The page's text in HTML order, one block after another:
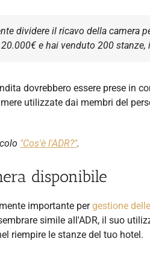
dividere il ricavo della camera
e hai venduto 200 stanze,
dovrebbero essere prese in
utilizzate dai membri del
"Cos'è l'ADR?".
disponibile
importante pergestione
simile all'ADR, il suo
riempire le stanze del tuo hotel.